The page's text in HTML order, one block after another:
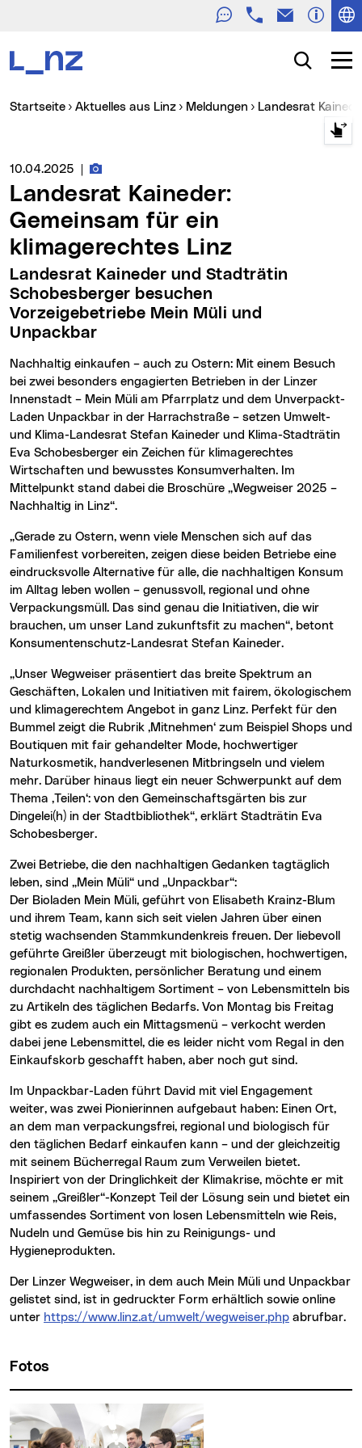
TelefonE-Mail
Suche
Sie sind hier:
Startseite Aktuelles aus Linz Meldungen Landesrat
Medienservice vom:
10.04.2025 Fotos zur Meldung
Landesrat Kaineder:
Gemeinsam für ein
klimagerechtes Linz
Landesrat Kaineder und Stadträtin
Schobesberger besuchen
Vorzeigebetriebe Mein Müli und
Unpackbar
Nachhaltig einkaufen – auch zu Ostern: Mit einem Besuch
bei zwei besonders engagierten Betrieben in der Linzer
Innenstadt – Mein Müli am Pfarrplatz und dem Unverpackt-
Laden Unpackbar in der Harrachstraße – setzen Umwelt-
und Klima-Landesrat Stefan Kaineder und Klima-Stadträtin
Eva Schobesberger ein Zeichen für klimagerechtes
Wirtschaften und bewusstes Konsumverhalten. Im
Mittelpunkt stand dabei die Broschüre „Wegweiser 2025 –
Nachhaltig in Linz“.
„Gerade zu Ostern, wenn viele Menschen sich auf das
Familienfest vorbereiten, zeigen diese beiden Betriebe eine
eindrucksvolle Alternative für alle, die nachhaltigen Konsum
im Alltag leben wollen – genussvoll, regional und ohne
Verpackungsmüll. Das sind genau die Initiativen, die wir
brauchen, um unser Land zukunftsfit zu machen“, betont
Konsumentenschutz-Landesrat Stefan Kaineder.
„Unser Wegweiser präsentiert das breite Spektrum an
Geschäften, Lokalen und Initiativen mit fairem, ökologischem
und klimagerechtem Angebot in ganz Linz. Perfekt für den
Bummel zeigt die Rubrik ‚Mitnehmen‘ zum Beispiel Shops und
Boutiquen mit fair gehandelter Mode, hochwertiger
Naturkosmetik, handverlesenen Mitbringseln und vielem
mehr. Darüber hinaus liegt ein neuer Schwerpunkt auf dem
Thema ‚Teilen‘: von den Gemeinschaftsgärten bis zur
Dingelei(h) in der Stadtbibliothek“, erklärt Stadträtin Eva
Schobesberger.
Zwei Betriebe, die den nachhaltigen Gedanken tagtäglich
leben, sind „Mein Müli“ und „Unpackbar“:
Der Bioladen Mein Müli, geführt von Elisabeth Krainz-Blum
und ihrem Team, kann sich seit vielen Jahren über einen
stetig wachsenden Stammkundenkreis freuen. Der liebevoll
geführte Greißler überzeugt mit biologischen, hochwertigen,
regionalen Produkten, persönlicher Beratung und einem
durchdacht nachhaltigem Sortiment – von Lebensmitteln bis
zu Artikeln des täglichen Bedarfs. Von Montag bis Freitag
gibt es zudem auch ein Mittagsmenü – verkocht werden
dabei jene Lebensmittel, die es leider nicht vom Regal in den
Einkaufskorb geschafft haben, aber noch gut sind.
weiter, was zwei Pionierinnen aufgebaut haben: Einen Ort,
an dem man verpackungsfrei, regional und biologisch für
den täglichen Bedarf einkaufen kann – und der gleichzeitig
mit seinem Bücherregal Raum zum Verweilen bietet.
Inspiriert von der Dringlichkeit der Klimakrise, möchte er mit
seinem „Greißler“-Konzept Teil der Lösung sein und bietet ein
umfassendes Sortiment von losen Lebensmitteln wie Reis,
Nudeln und Gemüse bis hin zu Reinigungs- und
Hygieneprodukten.
Der Linzer Wegweiser, in dem auch Mein Müli und Unpackbar
gelistet sind, ist in gedruckter Form erhältlich sowie online
unter https://www.linz.at/umwelt/wegweiser.php abrufbar.
Fotos